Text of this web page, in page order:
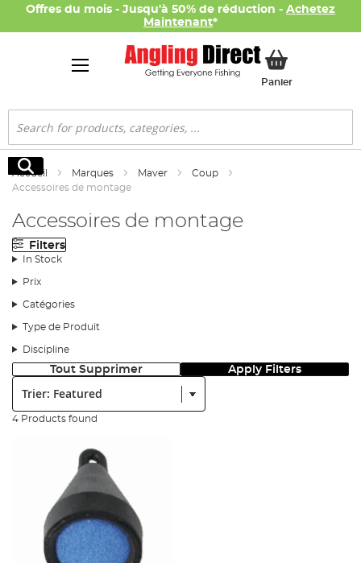
Offres du mois - Jusqu'à 50% de réduction - Achetez
Maintenant*
PanierMon panier
Rechercher
Rechercher
Accueil Marques Maver
Coup
Accessoires de montage
Accessoires de montage
Filters
In Stock
Prix
Catégories
Type de Produit
Discipline
Tout Supprimer Apply Filters
4 Products found